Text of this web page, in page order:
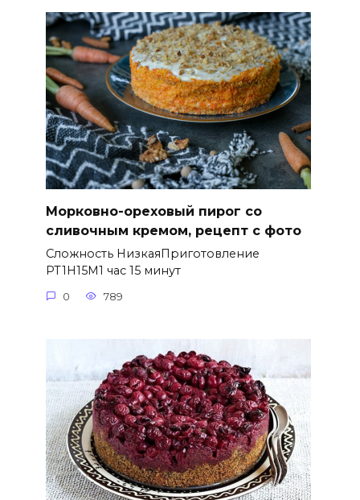
Морковно-ореховый пирог со
сливочным кремом, рецепт с фото
Сложность НизкаяПриготовление
PT1H15M1 час 15 минут
0 789